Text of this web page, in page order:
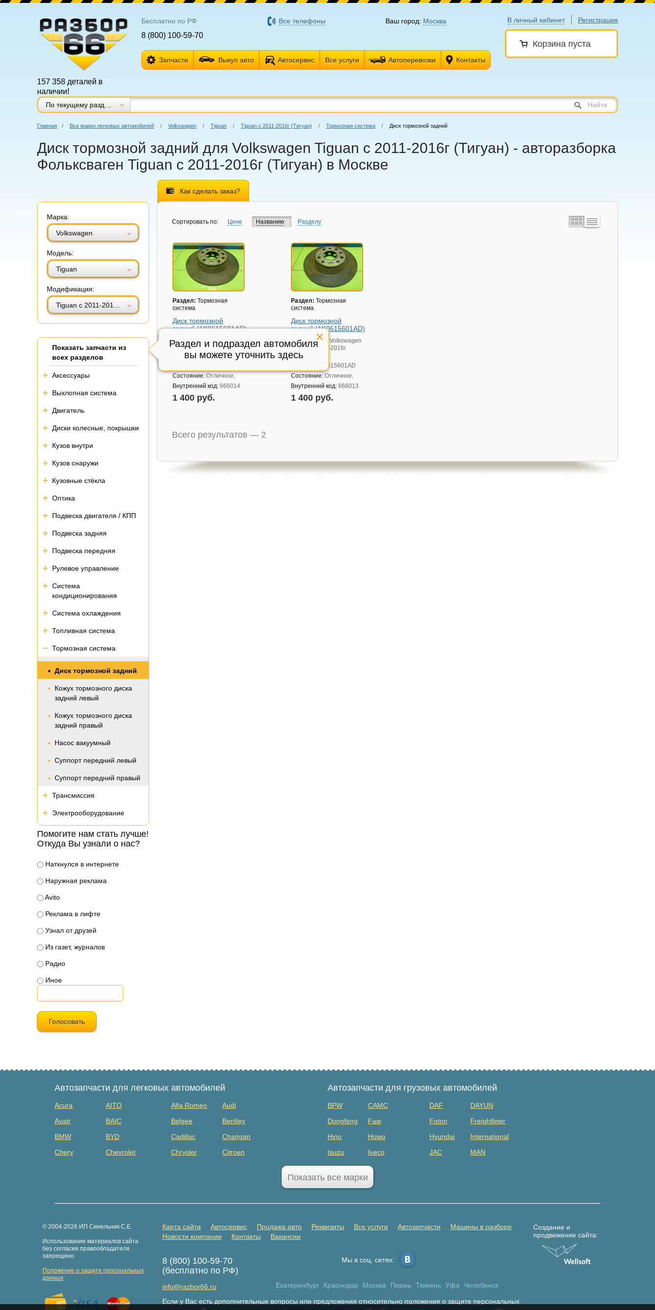
В личный кабинет Регистрация
Корзина пуста
157 358 деталей в
наличии!
Бесплатно по РФ
8 (800) 100-59-70
Все телефоны Ваш город: Москва
Запчасти Выкуп авто Автосервис Все услуги Автоперевозки Контакты
Найти
Главная / Все марки легковых автомобилей / Volkswagen / Tiguan / Tiguan с 2011-2016г (Тигуан) / Тормозная система / Диск тормозной задний
Диск тормозной задний для Volkswagen Tiguan с 2011-2016г (Тигуан) - авторазборка
Фольксваген Tiguan с 2011-2016г (Тигуан) в Москве
Марка:
Volkswagen
Модель:
Tiguan
Модификация:
Раздел и подраздел автомобиля
вы можете уточнить здесь
Показать запчасти из
всех разделов
Аксессуары
Выхлопная система
Двигатель
Диски колесные, покрышки
Кузов внутри
Кузов снаружи
Кузовные стёкла
Оптика
Подвеска двигателя / КПП
Подвеска задняя
Подвеска передняя
Рулевое управление
Система
кондиционирования
Система охлаждения
Топливная система
Тормозная система
Диск тормозной задний
Кожух тормозного диска
задний левый
Кожух тормозного диска
задний правый
Насос вакуумный
Суппорт передний левый
Суппорт передний правый
Трансмиссия
Электрооборудование
Помогите нам стать лучше!
Откуда Вы узнали о нас?
Наткнулся в интернете
Наружная реклама
Avito
Реклама в лифте
Узнал от друзей
Из газет, журналов
Радио
Иное
Голосовать
Как сделать заказ?
Сортировать по: Цене Названию Разделу
Раздел: Тормозная
система
Диск тормозной
задний (1K0615601AD)
Модель авто: Volkswagen
Tiguan с 2011-2016г
(Тигуан)
Состояние: Отличное,
Внутренний код: 666014
1 400 руб.
Раздел: Тормозная
система
Диск тормозной
задний (1K0615601AD)
Модель авто:Volkswagen
Tiguan с 2011-2016г
(Тигуан)
1K0615601AD
Состояние:Отличное,
Внутренний код:666013
1 400 руб.
Всего результатов — 2
Автозапчасти для легковых автомобилей
Acura AITO Alfa Romeo
Audi
Avatr
BAIC Belgee
Bentley
BMW
BYD Cadillac
Changan
Chery
Chevrolet Chrysler
Citroen
Great Wall
Haima Haval
Honda
Hongqi
Hummer
Isuzu
JAC
Jaecoo
Jaguar
Jetta
Kaiyi
Knewstar
LDV
Lexus
Автозапчасти для грузовых автомобилей
BPW CAMC DAF
DAYUN
Dongfeng
Faw Foton
Freightliner
Hino
Howo Hyundai
International
Isuzu
Iveco JAC
MAN
MAZ
Mercedes Benz
Scania
Прицепы
Показать все марки
© 2004-2026 ИП Синельник С.Е.
Использование материалов сайта
без согласия правообладателя
запрещено
Положение о защите персональных
данных
Карта сайта Автосервис Продажа авто Реквизиты Все услуги Автозапчасти
Машины в разборе
Новости компании
Контакты Вакансии
8 (800) 100-59-70
(бесплатно по РФ)
info@razbor66.ru
Мы в соц. сетях:
Екатеринбург Краснодар Москва Пермь Тюмень Уфа Челябинск
Создание и
продвижение сайта:
Если у Вас есть дополнительные вопросы или предложения относительно положения о защите персональных